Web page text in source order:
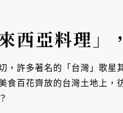
亞料理」
，許多著名的「台灣」歌星
食百花齊放的台灣土地上，